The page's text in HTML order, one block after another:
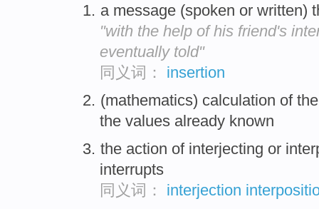
a message (spoken or written)
"with the help of his friend's
eventually told"
同义词： insertion
(mathematics) calculation of
the values already known
the action of interjecting or
interrupts
同义词： interjection